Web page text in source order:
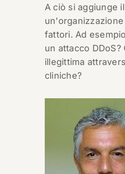
A ciò si aggiunge
fattori. Ad
un attacco
illegittima
cliniche?